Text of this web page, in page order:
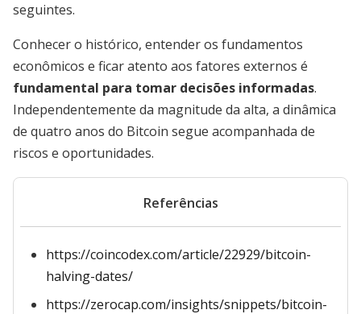
seguintes.
Conhecer o histórico, entender os fundamentos
econômicos e ficar atento aos fatores externos é
fundamental para tomar decisões informadas.
Independentemente da magnitude da alta, a dinâmica
de quatro anos do Bitcoin segue acompanhada de
riscos e oportunidades.
Referências
https://coincodex.com/article/22929/bitcoin-
halving-dates/
https://zerocap.com/insights/snippets/bitcoin-